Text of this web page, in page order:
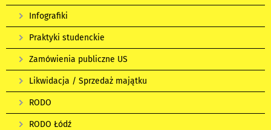
Infografiki
Praktyki studenckie
Zamówienia publiczne US
Likwidacja / Sprzedaż majątku
RODO
RODO Łódź